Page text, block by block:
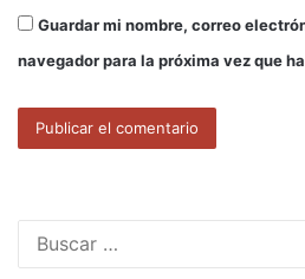
Guardar mi nombre, correo
navegador para la próxima vez que